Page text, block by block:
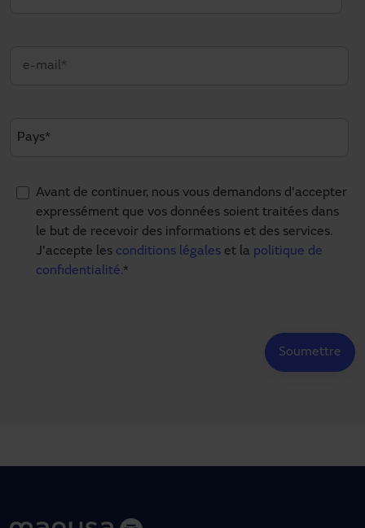
Avant de continuer, nous vous demandons d'accepter
expressément que vos données soient traitées dans
le but de recevoir des informations et des services.
J'accepte les conditions légales et la politique de
confidentialité.*